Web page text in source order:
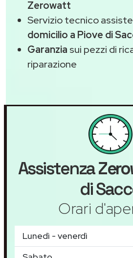
Zerowatt
Servizio tecnico
domicilio a Piove di
Garanzia sui pezzi di
riparazione
Assistenza
di
Orari
Lunedì - venerdì